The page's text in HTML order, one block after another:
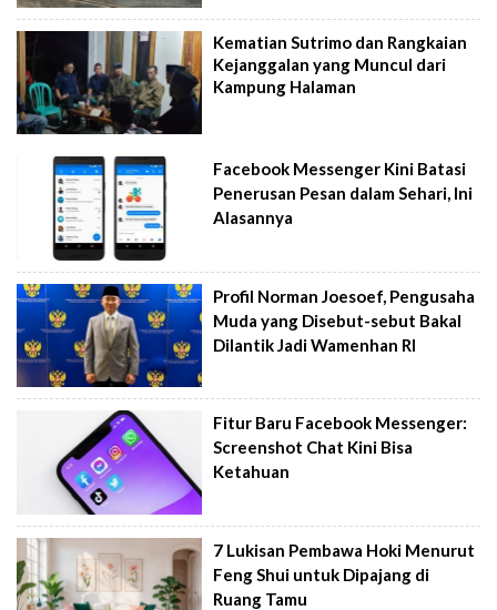
Kematian Sutrimo dan Rangkaian
Kejanggalan yang Muncul dari
Kampung Halaman
Facebook Messenger Kini Batasi
Penerusan Pesan dalam Sehari, Ini
Alasannya
Profil Norman Joesoef, Pengusaha
Muda yang Disebut-sebut Bakal
Dilantik Jadi Wamenhan RI
Fitur Baru Facebook Messenger:
Screenshot Chat Kini Bisa
Ketahuan
7 Lukisan Pembawa Hoki Menurut
Feng Shui untuk Dipajang di
Ruang Tamu